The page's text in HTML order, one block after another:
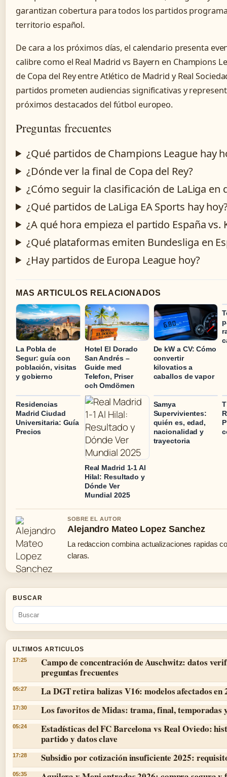
garantizan cobertura para todos los partidos
territorio español.
De cara a los próximos días, el calendario presenta
calibre como el Real Madrid vs Bayern en Champions
de Copa del Rey entre Atlético de Madrid y Real
partidos prometen audiencias significativas y
próximos destacados del fútbol europeo.
Preguntas frecuentes
¿Qué partidos de Champions League hay
¿Dónde ver la final de Copa del Rey?
¿Cómo seguir la clasificación de LaLiga en
¿Qué partidos de LaLiga EA Sports hay
¿A qué hora empieza el partido España vs.
¿Qué plataformas emiten Bundesliga en
¿Hay partidos de Europa League hoy?
MAS ARTICULOS RELACIONADOS
La Pobla de
Segur: guía con
población, visitas
y gobierno
Hotel El Dorado
San Andrés –
Guide med
Telefon, Priser
och Omdömen
De kW a CV: Cómo
convertir
kilovatios a
caballos de vapor
Residencias
Madrid Ciudad
Universitaria: Guía
Precios
Real Madrid 1-1 Al
Hilal: Resultado y
Dónde Ver
Mundial 2025
Samya
Supervivientes:
quién es, edad,
nacionalidad y
trayectoria
SOBRE EL AUTOR
Alejandro Mateo Lopez Sanchez
La redaccion combina actualizaciones rapidas
claras.
BUSCAR
ULTIMOS ARTICULOS
17:25
Campo de concentración de Auschwitz: datos
preguntas frecuentes
05:27 La DGT retira balizas V16: modelos afectados en
17:30 Los favoritos de Midas: trama, final, temporadas
05:24
Estadísticas del FC Barcelona vs Real Oviedo:
partido y datos clave
17:28 Subsidio por cotización insuficiente 2025:
05:35